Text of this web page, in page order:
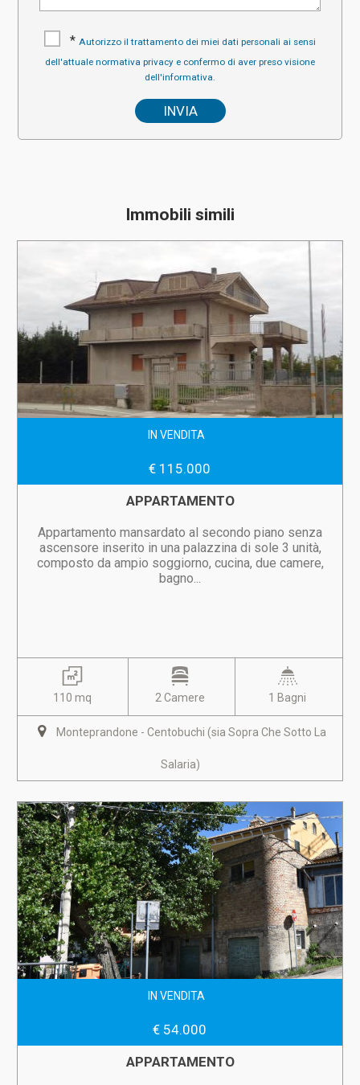
* Autorizzo il trattamento dei miei dati personali ai sensi
dell'attuale normativa privacy e confermo di aver preso visione
dell'informativa.
Immobili simili
IN VENDITA
€ 115.000
APPARTAMENTO
Appartamento mansardato al secondo piano senza
ascensore inserito in una palazzina di sole 3 unità,
composto da ampio soggiorno, cucina, due camere,
bagno...
110 mq 2 Camere 1 Bagni
Monteprandone - Centobuchi (sia Sopra Che Sotto La
Salaria)
IN VENDITA
€ 54.000
APPARTAMENTO